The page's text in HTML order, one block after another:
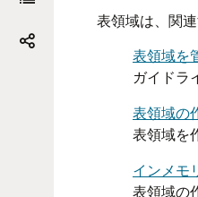
表領域は、関
表領域を
ガイドラ
表領域の
表領域を
インメモ
表領域の